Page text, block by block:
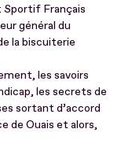
Sportif Français
général du
la biscuiterie
les savoirs
les secrets de
sortant d’accord
de Ouais et alors,